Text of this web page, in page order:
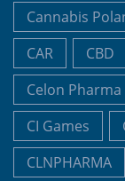
Cannabis
CAR
CBD
Celon Pharma
CI Games
CLNPHARMA